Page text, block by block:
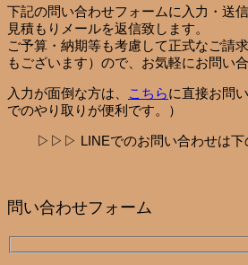
下記の問い合わせフォームに入力・送
見積もりメールを返信致します。
ご予算・納期等も考慮して正式なご請
もございます）ので、お気軽にお問い
入力が面倒な方は、 こちらに直接お問
でのやり取りが便利です。）
▷▷▷ LINEでのお問い合わせは下
問い合わせフォーム